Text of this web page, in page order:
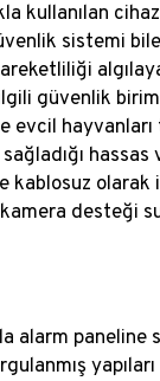
kullanılan
sistemi
güvenlik
evcil hayvanları
hassas
kablosuz
desteği
alarm paneline